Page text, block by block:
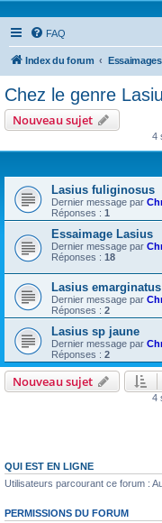
FAQ
Index du forum Essaimages
Chez le genre
Nouveau sujet
4
Lasius fuliginosus
Dernier message par
Réponses : 1
Essaimage Lasius
Dernier message par
Réponses : 18
Lasius emarginatus
Dernier message par
Réponses : 2
Lasius sp jaune
Dernier message par
Réponses : 2
Nouveau sujet
4
QUI EST EN LIGNE
Utilisateurs parcourant ce forum :
PERMISSIONS DU FORUM